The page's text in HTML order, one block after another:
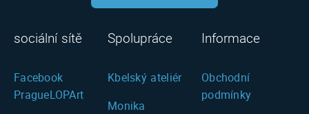
sociální sítě
Facebook
PragueLOPArt
Spolupráce
Kbelský ateliér
Monika
Informace
Obchodní
podmínky